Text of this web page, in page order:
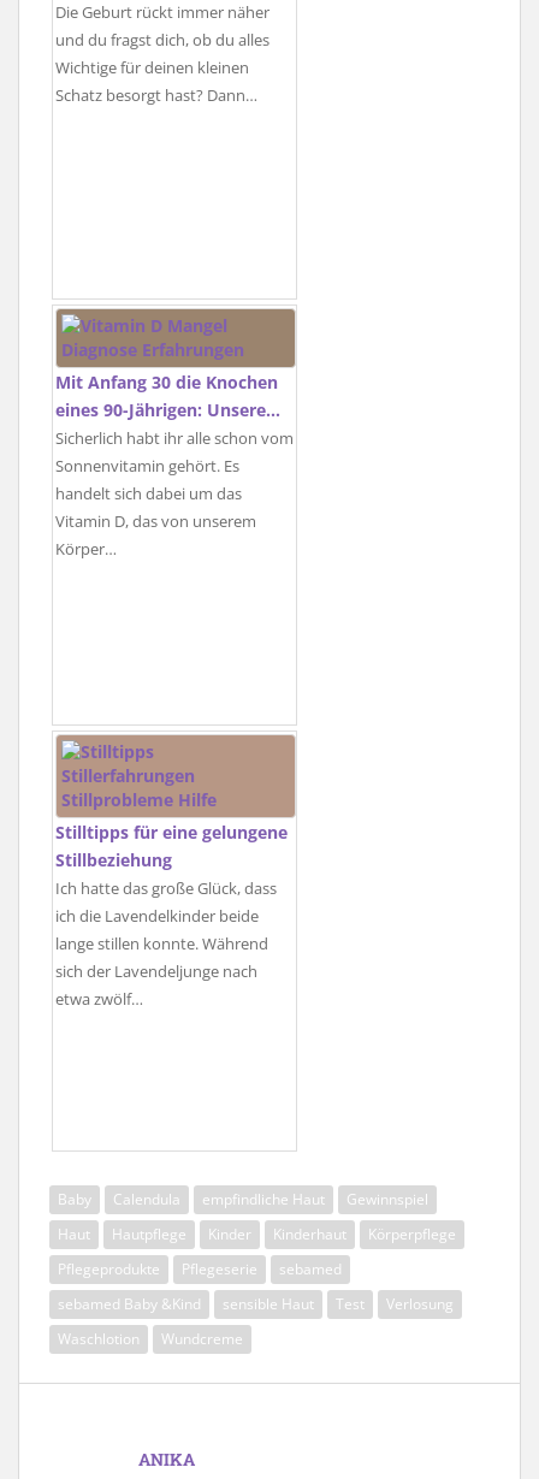
Die Geburt rückt immer näher
und du fragst dich, ob du alles
Wichtige für deinen kleinen
Schatz besorgt hast? Dann…
Mit Anfang 30 die Knochen
eines 90-Jährigen: Unsere…
Sicherlich habt ihr alle schon vom
Sonnenvitamin gehört. Es
handelt sich dabei um das
Vitamin D, das von unserem
Körper…
Stilltipps für eine gelungene
Stillbeziehung
Ich hatte das große Glück, dass
ich die Lavendelkinder beide
lange stillen konnte. Während
sich der Lavendeljunge nach
etwa zwölf…
Baby Calendula empfindliche Haut
Gewinnspiel
Haut
Hautpflege Kinder Kinderhaut
Körperpflege
Pflegeprodukte
Pflegeserie
sebamed
sebamed Baby &Kind
sensible Haut Test
Verlosung
Waschlotion
Wundcreme
ANIKA